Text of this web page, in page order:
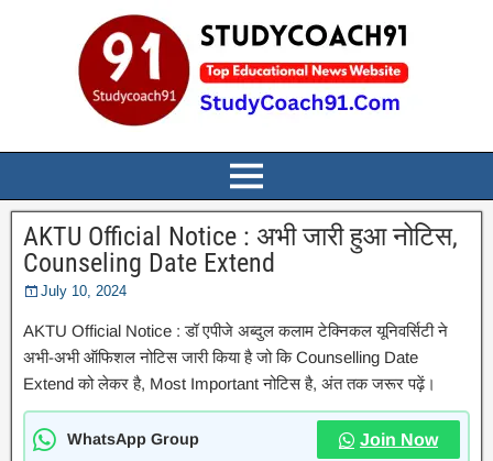
AKTU Official Notice : अभी जारी हुआ नोटिस,
Counseling Date Extend
July 10, 2024
AKTU Official Notice : डॉ एपीजे अब्दुल कलाम टेक्निकल यूनिवर्सिटी ने
अभी-अभी ऑफिशल नोटिस जारी किया है जो कि Counselling Date
Extend को लेकर है, Most Important नोटिस है, अंत तक जरूर पढ़ें।
WhatsApp Group Join Now